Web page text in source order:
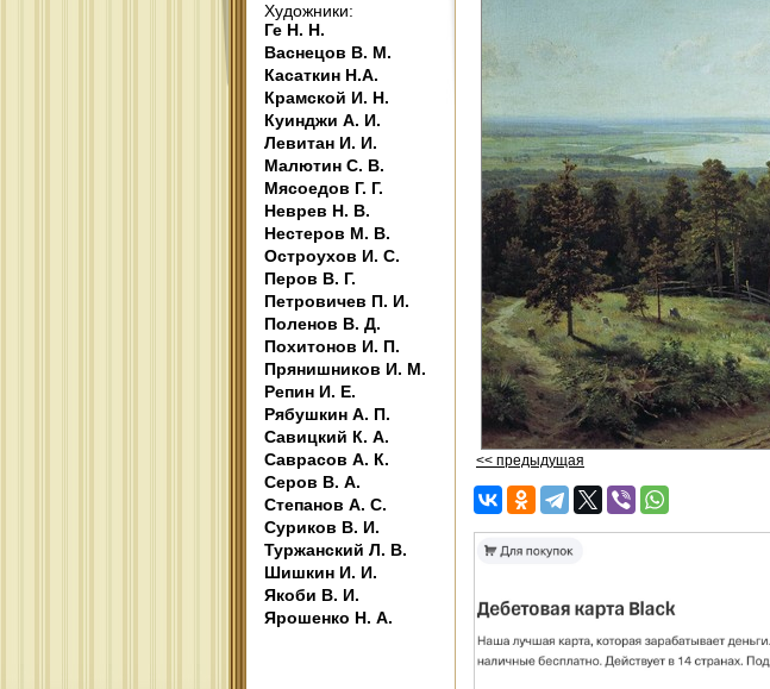
Художники:
Ге Н. Н.
Васнецов В. М.
Касаткин Н.А.
Крамской И. Н.
Куинджи А. И.
Левитан И. И.
Малютин С. В.
Мясоедов Г. Г.
Неврев Н. В.
Нестеров М. В.
Остроухов И. С.
Перов В. Г.
Петровичев П. И.
Поленов В. Д.
Похитонов И. П.
Прянишников И. М.
Репин И. Е.
Рябушкин А. П.
Савицкий К. А.
Саврасов А. К.
Серов В. А.
Степанов А. С.
Суриков В. И.
Туржанский Л. В.
Шишкин И. И.
Якоби В. И.
Ярошенко Н. А.
<< предыдущая